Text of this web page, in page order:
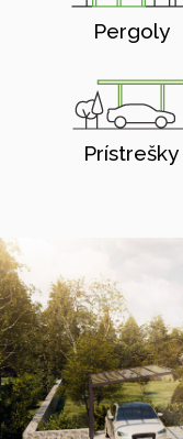
Pergoly
Prístrešky